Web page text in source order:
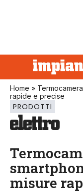
Home »
rapide e precise
PRODOTTI
misure